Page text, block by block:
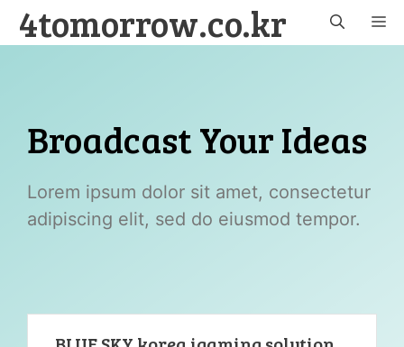
Skip4tomorrow.co.kr
Broadcast Your Ideas
Lorem ipsum dolor sit amet, consectetur
adipiscing elit, sed do eiusmod tempor.